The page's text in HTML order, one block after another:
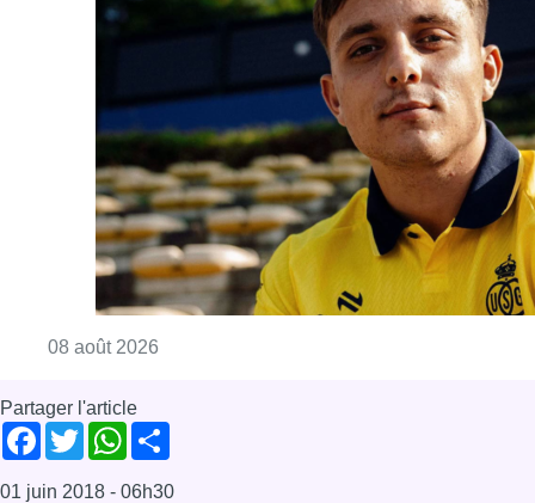
08 août 2026
Partager l'article
Facebook
TwitterWhatsApp
01 juin 2018 - 06h30